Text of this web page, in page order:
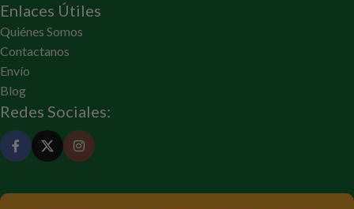
Enlaces Útiles
Quiénes Somos
Contactanos
Envío
Blog
Redes Sociales: